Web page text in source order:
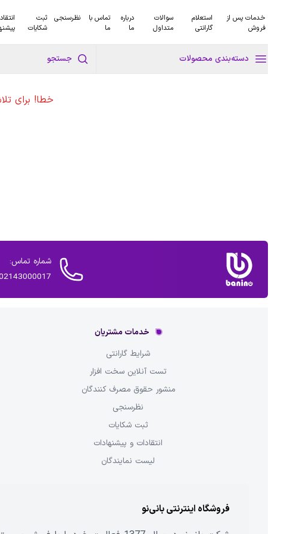
خدمات پس از
فروش
استعلام
گارانتی
سوالات
متداول
درباره
ما
تماس با
ما
نظرسنجی
ثبت
شکایات
دسته‌بندی محصولات جستجو
خطا! برای
شماره تماس:
02143000017 داخلی
خدمات مشتریان
شرایط گارانتی
تست آنلاین سخت افزار
منشور حقوق مصرف کنندگان
نظرسنجی
ثبت شکایات
انتقادات و پیشنهادات
لیست نمایندگان
فروشگاه اینترنتی بانی‌نو